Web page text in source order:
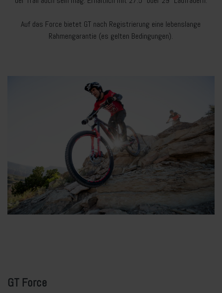
Auf das Force bietet GT nach Registrierung eine lebenslange
Rahmengarantie (es gelten Bedingungen).
GT Force